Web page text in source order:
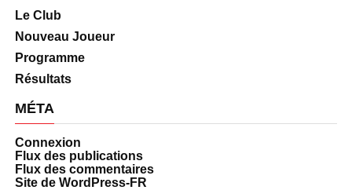
Le Club
Nouveau Joueur
Programme
Résultats
MÉTA
Connexion
Flux des publications
Flux des commentaires
Site de WordPress-FR